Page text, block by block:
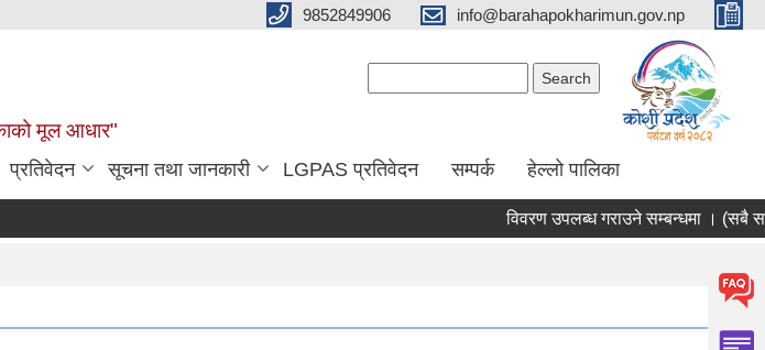
9852849906 info@barahapokharimun.gov.np
मूल आधार"
प्रतिवेदन सूचना तथा जानकारी LGPAS प्रतिवेदन सम्पर्क हेल्लो पालिका
विवरण उपलब्ध गराउने सम्बन्धमा । (सबै